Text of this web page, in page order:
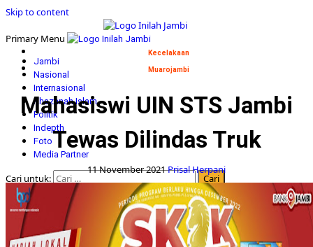
Skip to content
Primary Menu
Jambi
Nasional
Internasional
Khazanah Islam
Politik
Indepth
Foto
Media Partner
Cari untuk:
Kecelakaan
Muarojambi
Mahasiswi UIN STS Jambi
Tewas Dilindas Truk
11 November 2021Prisal Herpani